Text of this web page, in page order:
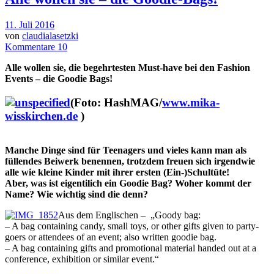
11. Juli 2016
von claudialasetzki
Kommentare 10
Alle wollen sie, die begehrtesten Must-have bei den Fashion
Events – die Goodie Bags!
(Foto: HashMAG/www.mika-
wisskirchen.de )
Manche Dinge sind für Teenagers und vieles kann man als
füllendes Beiwerk benennen, trotzdem freuen sich irgendwie
alle wie kleine Kinder mit ihrer ersten (Ein-)Schultüte!
Aber, was ist eigentilich ein Goodie Bag? Woher kommt der
Name? Wie wichtig sind die denn?
Aus dem Englischen – „Goody bag:
– A bag containing candy, small toys, or other gifts given to party-
goers or attendees of an event; also written goodie bag.
– A bag containing gifts and promotional material handed out at a
conference, exhibition or similar event.“